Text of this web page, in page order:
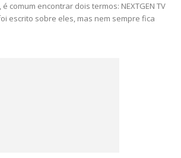
comum encontrar dois termos: NEXTGEN TV
escrito sobre eles, mas nem sempre fica